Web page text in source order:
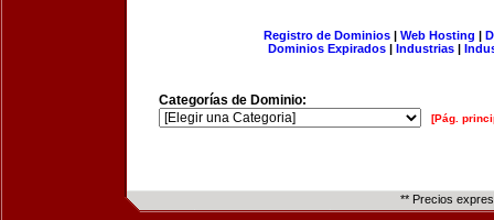
Registro de Dominios| Web Hosting |
Dominios Expirados | Industrias |
Categorías de Dominio:
[Pág.
** Precios